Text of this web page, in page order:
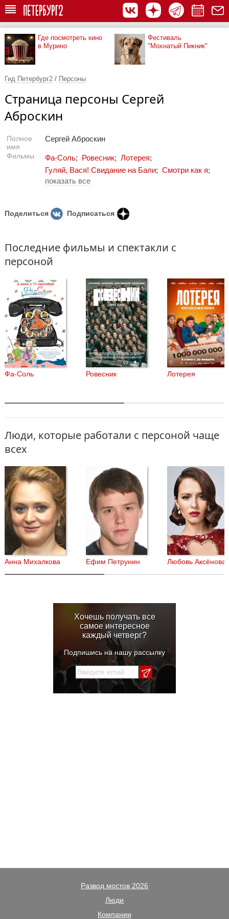
Где посмотреть кино
в Мурино
Фестиваль
"Мохнатый Пикник"
Гид Петербург2 / Персоны
Страница персоны Сергей
Аброскин
Полное
имя
Сергей Аброскин
Фильмы Фа-Соль; Ровесник; Лотерея;
Гуляй, Вася! Свидание на Бали; Смотри как я;
показать все
Поделиться Подписаться
Последние фильмы и спектакли с
персоной
Фа-Соль Ровесник Лотерея
Люди, которые работали с персоной чаще
всех
Анна Михалкова Ефим Петрунин Любовь Аксёнова
Хочешь получать все
самое интересное
каждый четверг?
Подпишись на нашу рассылку
Развод мостов 2026
Люди
Компании